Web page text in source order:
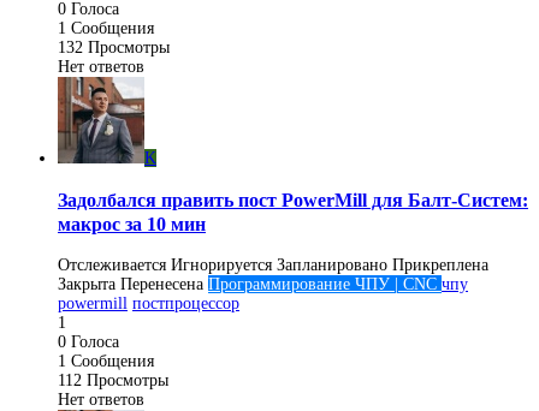
0 Голоса
1 Сообщения
132 Просмотры
Нет ответов
K
Задолбался править пост PowerMill для Балт-Систем:
макрос за 10 мин
Отслеживается Игнорируется Запланировано Прикреплена
Закрыта Перенесена Программирование ЧПУ | CNC чпу
powermill постпроцессор
1
0 Голоса
1 Сообщения
112 Просмотры
Нет ответов